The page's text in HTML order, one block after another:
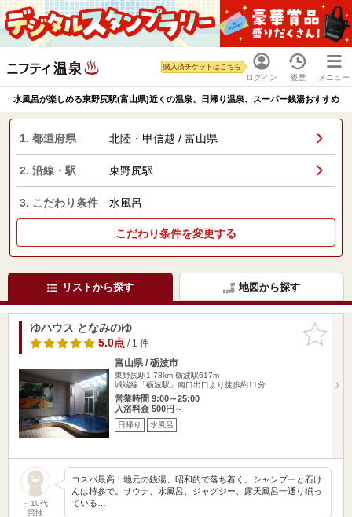
ログイン
購入済チケットはこちら
履歴 メニュー
水風呂が楽しめる東野尻駅(富山県)近くの温泉、日帰り温泉、スーパー銭湯おすすめ
1. 都道府県 北陸・甲信越 / 富山県
2. 沿線・駅 東野尻駅
3. こだわり条件 水風呂
こだわり条件を変更する
リストから探す 地図から探す
お気に入
りに追加
ゆハウス となみのゆ
5.0点/ 1 件
富山県 / 砺波市
東野尻駅1.78km 砺波駅617m
城端線「砺波駅」南口出口より徒歩約11分
営業時間 9:00～25:00
入浴料金 500円～
日帰り 水風呂
～10代
男性
コスパ最高！地元の銭湯、昭和的で落ち着く。シャンプーと石け
んは持参で。サウナ、水風呂、ジャグジー、露天風呂一通り揃っ
ている…